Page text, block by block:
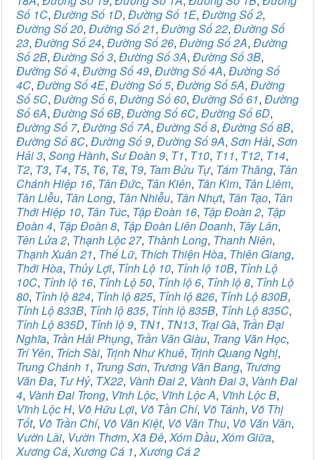
Số 1C, Đường Số 1D, Đường Số 1E, Đường Số 2,
Đường Số 20, Đường Số 21, Đường Số 22, Đường Số
23, Đường Số 24, Đường Số 26, Đường Số 2A, Đường
Số 2B, Đường Số 3, Đường Số 3A, Đường Số 3B,
Đường Số 4, Đường Số 49, Đường Số 4A, Đường Số
4C, Đường Số 4E, Đường Số 5, Đường Số 5A, Đường
Số 5C, Đường Số 6, Đường Số 60, Đường Số 61, Đường
Số 6A, Đường Số 6B, Đường Số 6C, Đường Số 6D,
Đường Số 7, Đường Số 7A, Đường Số 8, Đường Số 8B,
Đường Số 8C, Đường Số 9, Đường Số 9A, Sơn Hải, Sơn
Hải 3, Song Hành, Sư Đoàn 9, T1, T10, T11, T12, T14,
T2, T3, T4, T5, T6, T8, T9, Tam Bửu Tự, Tám Thăng, Tân
Chánh Hiệp 16, Tân Đức, Tân Kiên, Tân Kim, Tân Liêm,
Tân Liễu, Tân Long, Tân Nhiễu, Tân Nhựt, Tân Tạo, Tân
Thới Hiệp 10, Tân Túc, Tập Đoàn 16, Tập Đoàn 2, Tập
Đoàn 4, Tập Đoàn 8, Tập Đoàn Liên Doanh, Tây Lân,
Tên Lửa 2, Thạnh Lộc 27, Thành Long, Thanh Niên,
Thạnh Xuân 21, Thế Lữ, Thích Thiện Hòa, Thiên Giang,
Thới Hòa, Thủy Lợi, Tỉnh Lộ 10, Tỉnh lộ 10B, Tỉnh Lộ
10C, Tỉnh lộ 16, Tỉnh Lộ 50, Tỉnh lộ 6, Tỉnh lộ 8, Tỉnh Lộ
80, Tỉnh lộ 824, Tỉnh lộ 825, Tỉnh lộ 826, Tỉnh Lộ 830B,
Tỉnh Lộ 833B, Tỉnh lộ 835, Tỉnh lộ 835B, Tỉnh Lộ 835C,
Tỉnh Lộ 835D, Tỉnh lộ 9, TN1, TN13, Trại Gà, Trần Đại
Nghĩa, Trần Hải Phụng, Trần Văn Giàu, Trang Văn Học,
Trí Yên, Trích Sài, Trịnh Như Khuê, Trịnh Quang Nghị,
Trung Chánh 1, Trung Sơn, Trương Văn Bang, Trương
Văn Đa, Tư Hỷ, TX22, Vành Đai 2, Vành Đai 3, Vành Đai
4, Vành Đai Trong, Vĩnh Lộc, Vĩnh Lộc A, Vĩnh Lộc B,
Vĩnh Lộc H, Võ Hữu Lợi, Võ Tần Chí, Võ Tánh, Võ Thị
Tốt, Võ Trần Chí, Võ Văn Kiệt, Võ Văn Thu, Võ Văn Vân,
Vườn Lài, Vườn Thơm,Xã Đê,Xóm Dầu,Xóm Giữa,
Xương Cá,Xương Cá 1,Xương Cá 2